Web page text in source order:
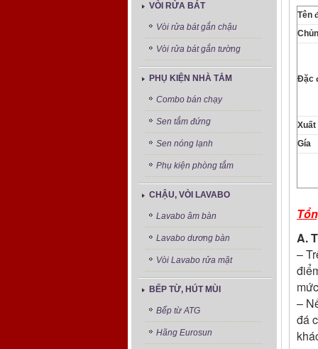
VÒI RỬA BÁT
Vòi rửa bát gắn chậu
Vòi rửa bát gắn tường
PHỤ KIỆN NHÀ TẮM
Combo bán chạy
Sen tắm đứng
Sen nóng lạnh
Phụ kiện phòng tắm
CHẬU, VÒI LAVABO
Lavabo âm bàn
Lavabo dương bàn
Vòi Lavabo rửa mặt
BẾP TỪ, HÚT MÙI
Bếp từ ATG
Hãng Eurosun
Tên
Đặc
Gía
A.
–
–
đá